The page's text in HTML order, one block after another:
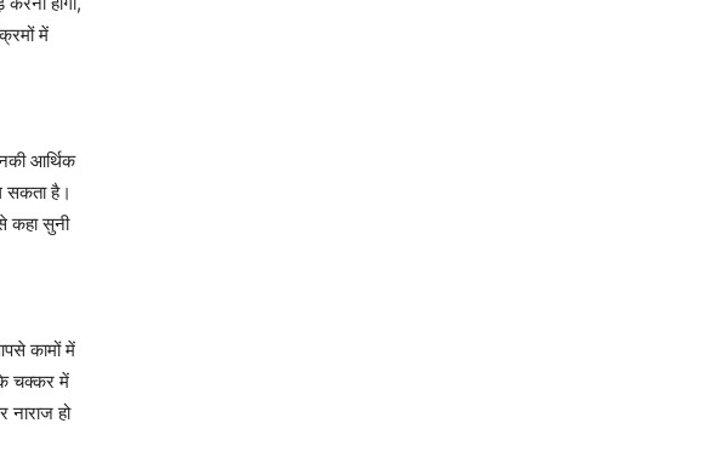
में
आर्थिक
सकता है।
कहा सुनी
कामों में
के चक्कर में
हो